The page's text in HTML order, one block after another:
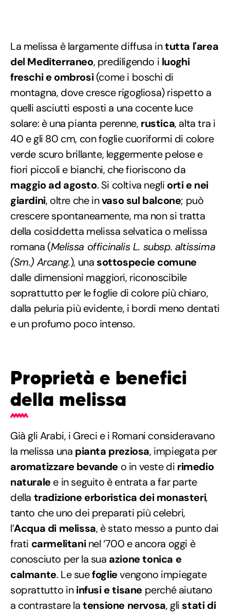
La melissa è largamente diffusa intutta l'area
del Mediterraneo, prediligendo i luoghi
freschi e ombrosi(come i boschi di
montagna, dove cresce rigogliosa) rispetto a
quelli asciutti esposti a una cocente luce
solare: è una pianta perenne, rustica, alta tra i
40 e gli 80 cm, con foglie cuoriformi di colore
verde scuro brillante, leggermente pelose e
fiori piccoli e bianchi, che fioriscono da
maggio ad agosto. Si coltiva negli orti e nei
giardini, oltre che invaso sul balcone; può
crescere spontaneamente, ma non si tratta
della cosiddetta melissa selvatica o melissa
romana (Melissa officinalis L. subsp. altissima
(Sm.) Arcang.), una sottospecie comune
dalle dimensioni maggiori, riconoscibile
soprattutto per le foglie di colore più chiaro,
dalla peluria più evidente, i bordi meno dentati
e un profumo poco intenso.
Proprietà e benefici
della melissa
Già gli Arabi, i Greci e i Romani consideravano
la melissa una pianta preziosa, impiegata per
aromatizzare bevande o in veste di rimedio
naturalee in seguito è entrata a far parte
della tradizione erboristica dei monasteri,
tanto che uno dei preparati più celebri,
l’Acqua di melissa, è stato messo a punto dai
frati carmelitaninel ‘700 e ancora oggi è
conosciuto per la sua azione tonica e
calmante. Le suefoglievengono impiegate
soprattutto ininfusi e tisane perché aiutano
a contrastare latensione nervosa, gli stati di